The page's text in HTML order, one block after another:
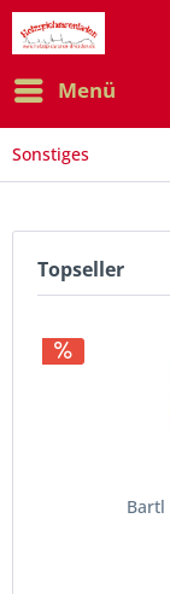
Menü
Sonstiges
Topseller
Bartl